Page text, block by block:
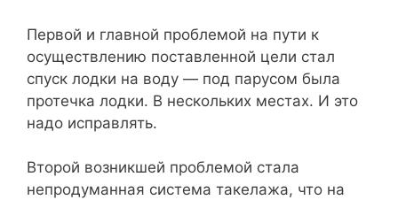
Первой и главной проблемой на пути к
осуществлению поставленной цели стал
спуск лодки на воду — под парусом была
протечка лодки. В нескольких местах. И это
надо исправлять.
Второй возникшей проблемой стала
непродуманная система такелажа, что на